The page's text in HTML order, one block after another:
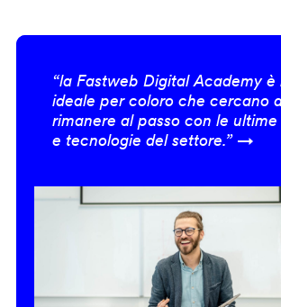
“la Fastweb Digital Academy è
ideale per coloro che cercano
rimanere al passo con le
e tecnologie del settore.” →